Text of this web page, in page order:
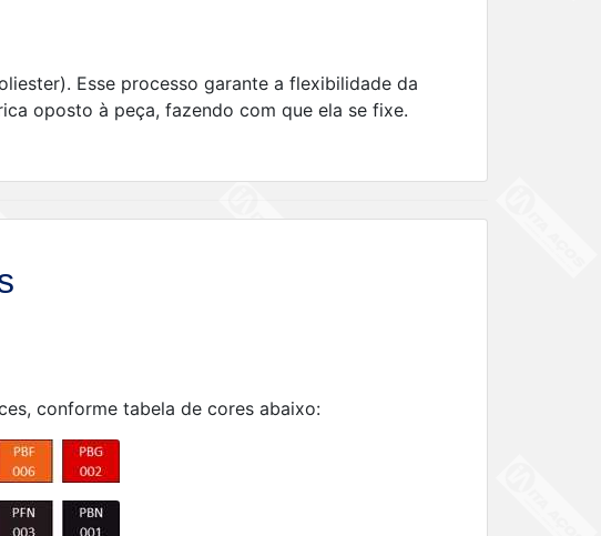
Esse processo garante a flexibilidade da
oposto à peça, fazendo com que ela se fixe.
conforme tabela de cores abaixo: